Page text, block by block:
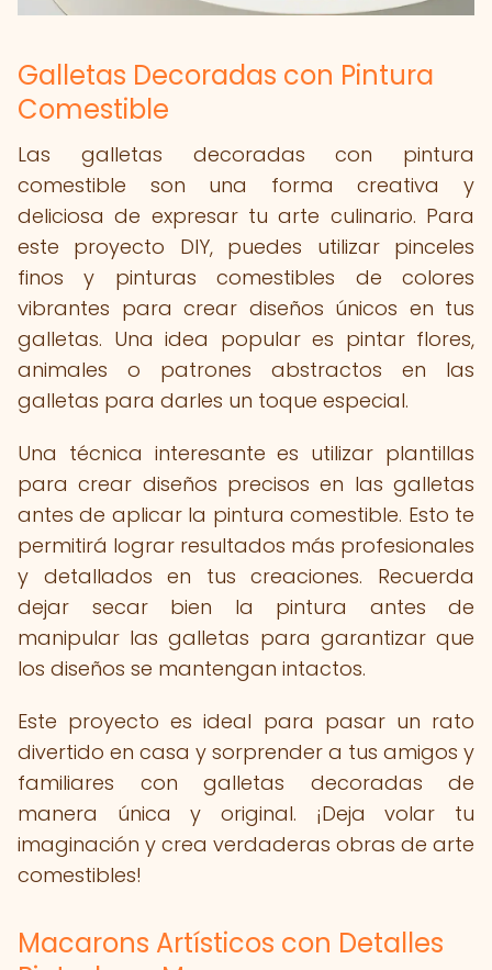
Galletas Decoradas con Pintura
Comestible
Las galletas decoradas con pintura
comestible son una forma creativa y
deliciosa de expresar tu arte culinario. Para
este proyecto DIY, puedes utilizar pinceles
finos y pinturas comestibles de colores
vibrantes para crear diseños únicos en tus
galletas. Una idea popular es pintar flores,
animales o patrones abstractos en las
galletas para darles un toque especial.
Una técnica interesante es utilizar plantillas
para crear diseños precisos en las galletas
antes de aplicar la pintura comestible. Esto te
permitirá lograr resultados más profesionales
y detallados en tus creaciones. Recuerda
dejar secar bien la pintura antes de
manipular las galletas para garantizar que
los diseños se mantengan intactos.
Este proyecto es ideal para pasar un rato
divertido en casa y sorprender a tus amigos y
familiares con galletas decoradas de
manera única y original. ¡Deja volar tu
imaginación y crea verdaderas obras de arte
comestibles!
Macarons Artísticos con Detalles